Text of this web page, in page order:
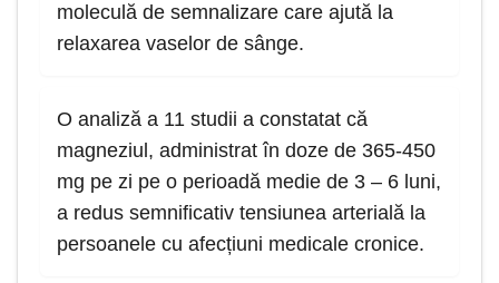
moleculă de semnalizare care ajută la
relaxarea vaselor de sânge.
O analiză a 11 studii a constatat că
magneziul, administrat în doze de 365-450
mg pe zi pe o perioadă medie de 3 – 6 luni,
a redus semnificativ tensiunea arterială la
persoanele cu afecțiuni medicale cronice.